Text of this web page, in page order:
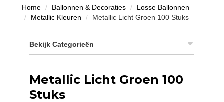
Home Ballonnen & Decoraties
Losse Ballonnen
Metallic Kleuren
Metallic Licht Groen 100 Stuks
Bekijk Categorieën
Metallic Licht Groen 100
Stuks